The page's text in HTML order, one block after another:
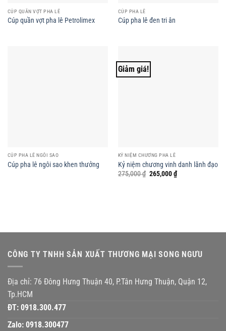
CÚP QUẦN VỢT PHA LÊ
Cúp quần vợt pha lê Petrolimex
CÚP PHA LÊ
Cúp pha lê đen tri ân
CÚP PHA LÊ NGÔI SAO
Cúp pha lê ngôi sao khen thưởng
Giảm giá!
KỶ NIỆM CHƯƠNG PHA LÊ
Kỷ niệm chương vinh danh lãnh đạo
275,000₫ Giá
265,000₫Giá
hiện
CÔNG TY TNHH SẢN XUẤT THƯƠNG MẠI SONG NGƯU
Địa chỉ: 76 Đông Hưng Thuận 40, P.Tân Hưng Thuận, Quận 12,
Tp.HCM
ĐT: 0918.300.477
Zalo: 0918.300477